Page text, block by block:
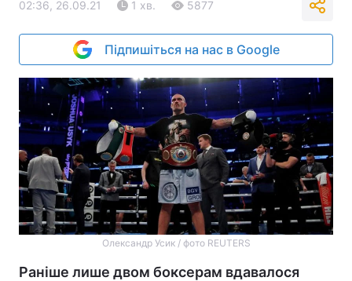
02:36, 26.09.21 1 хв. 5877
Підпишіться на нас в Google
Олександр Усик / фото REUTERS
Раніше лише двом боксерам вдавалося